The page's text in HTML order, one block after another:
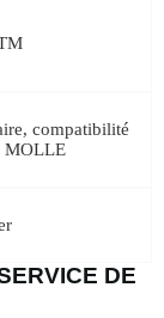
compatibilité
MOLLE
DE